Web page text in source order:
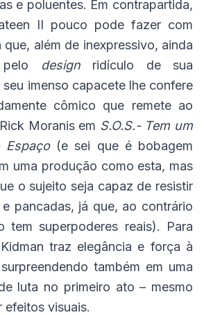
e poluentes. Em contrapartida,
II pouco pode fazer com
que, além de inexpressivo, ainda
pelo
designridículo de sua
seu imenso capacete lhe confere
cômico que remete ao
Moranis em S.O.S.- Tem um
(e sei que é bobagem
uma produção como esta, mas
o sujeito seja capaz de resistir
pancadas, já que, ao contrário
tem superpoderes reais). Para
traz elegância e força à
também em uma
luta no primeiro ato – mesmo
efeitos visuais.